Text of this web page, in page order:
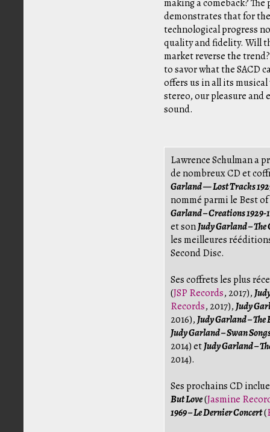
making a comeback?
demonstrates that for
technological progress
quality and fidelity. Will
market reverse the
to savor what the SACD
offers us in all its
stereo, our pleasure
sound.
Lawrence Schulman a
de nombreux CD et
Garland — Lost Tracks
nommé parmi le Best
Garland – Creations 1929-
et sonJudy Garland –
les meilleures
Second Disc.
Ses coffrets les plus
(JSP Records, 2017),
Records, 2017),Judy
2016),Judy Garland – The
Judy Garland – Swan
2014) etJudy Garland –
2014).
Ses prochains CD
But Love(Jasmine
1969 – Le Dernier Concert(